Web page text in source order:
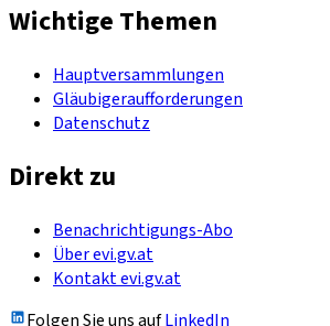
Wichtige Themen
Hauptversammlungen
Gläubigeraufforderungen
Datenschutz
Direkt zu
Benachrichtigungs-Abo
Über evi.gv.at
Kontakt evi.gv.at
Folgen Sie uns aufLinkedIn